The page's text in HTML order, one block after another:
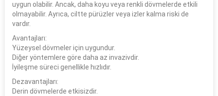
uygun olabilir. Ancak, daha koyu veya renkli dövmelerde etkili
olmayabilir. Ayrıca, ciltte pürüzler veya izler kalma riski de
vardır.
Avantajları:
Yüzeysel dövmeler için uygundur.
Diğer yöntemlere göre daha az invazivdir.
İyileşme süreci genellikle hızlıdır.
Dezavantajları:
Derin dövmelerde etkisizdir.